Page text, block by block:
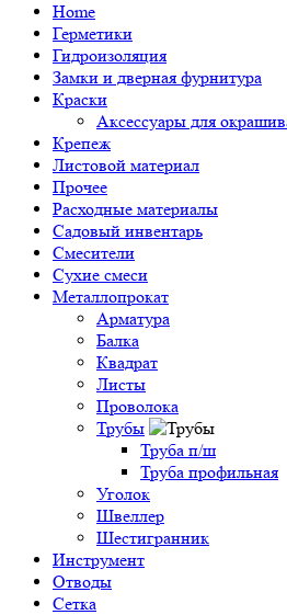
Home
Герметики
Гидроизоляция
Замки и дверная фурнитура
Краски
Аксессуары для
Крепеж
Листовой материал
Прочее
Расходные материалы
Садовый инвентарь
Смесители
Сухие смеси
Металлопрокат
Арматура
Балка
Квадрат
Листы
Проволока
Трубы
Труба п/ш
Труба профильная
Уголок
Швеллер
Шестигранник
Инструмент
Отводы
Сетка